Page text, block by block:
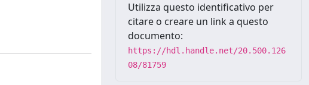
Utilizza questo identificativo per
citare o creare un link a questo
documento:
https://hdl.handle.net/20.500.126
08/81759